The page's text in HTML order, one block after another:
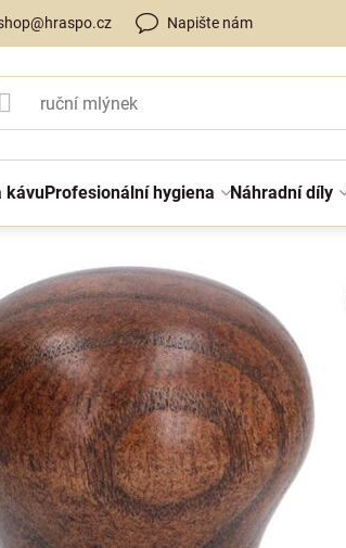
Napište nám
kávuProfesionální hygiena Náhradní díly